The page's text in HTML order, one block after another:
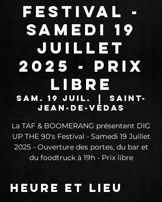
Festival -
Samedi 19
Juillet
2025 - Prix
libre
sam. 19 juil.
Saint-
Jean-de-Védas
La TAF & BOOMERANG présentent DIG
UP THE 90's Festival - Samedi 19 Juillet
2025 - Ouverture des portes, du bar et
du foodtruck à 19h - Prix libre
Heure et lieu